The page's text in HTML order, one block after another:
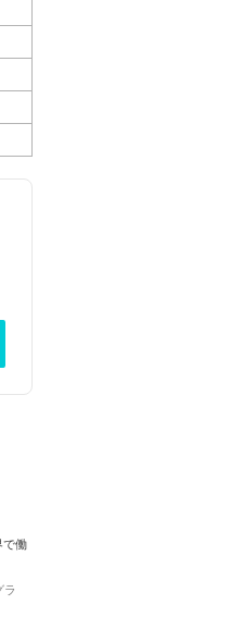
で働
ラ